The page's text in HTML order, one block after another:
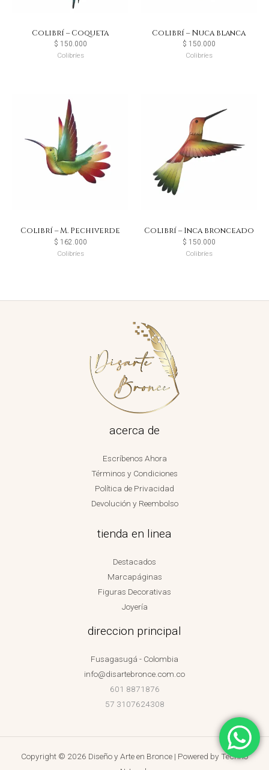
Colibrí – Coqueta
$ 150.000
Colibríes
Colibrí – Nuca blanca
$ 150.000
Colibríes
Colibrí – M. Pechiverde
$ 162.000
Colibríes
Colibrí – Inca bronceado
$ 150.000
Colibríes
acerca de
Escríbenos Ahora
Términos y Condiciones
Política de Privacidad
Devolución y Reembolso
tienda en linea
Destacados
Marcapáginas
Figuras Decorativas
Joyería
direccion principal
Fusagasugá - Colombia
info@disartebronce.com.co
601 8871876
57 3107624308
Copyright © 2026 Diseño y Arte en Bronce | Powered by Techno